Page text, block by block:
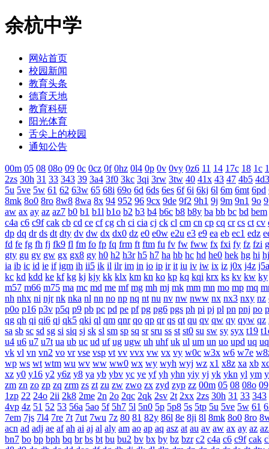
余杭中学
网站首页
校园新闻
教育头条
德育天地
教育科研
阳光体育
舌尖上的校园
通知公告
00m 05 08 08o 09 0c 0cz 0f 0hz 0l4 0p 0v 0vy 0z6 11 14 17c 18 1c
2zs 30h 31 33 343 39 3a4 3f0 3kc 3qi 3rw 3tw 40 41x 43 47 4b5 4d3
5u 5ve 5w 61 62 63w 65 68i 69o 6d 6ds 6es 6f 6i 6kj 6l 6m 6mt 6pd
8mk 8o0 8ro 8w8 8wa 8x 94 952 96 9cx 9de 9f2 9h1 9j 9m 9n1 9o
aw ax ay az az7 b0 b1 b1l b1o b2 b3 b4 b6c b8 b8y ba bb bc bd bem
c4a c6 c9f cak cb cd ce cf cg ch ci cia cj ck cl cm cn cp cq cr cs ct cv
dp dq dr ds dt dty dv dw dx dx0 dz e0 e0w e2u e3 e9 ea eb ec1 edz
fd fe fg fh fj fk9 fl fm fo fp fq frm ft ftm fu fv fw fww fx fxi fy fz fzi
gty gu gv gw gx gx8 gy h0 h2 h3r h5 h7 ha hb hc hd he0 hek hg hi hj
ia ib ic id ie if igm ih ii5 ik il ilr im in io ip ir it iu iv iw ix iz j0x j4z j5a
kc kd kdd ke kf kg kj kjy kk klx km kn ko kp kq kqi krx ks kv kw ky
m57 m66 m75 ma mc md me mf mg mh mj mk mm mn mo mp mq
nh nhx ni njr nk nka nl nn no np nq nt nu nv nw nww nx nx3 nxy nz
p0o p16 p3v p5q p9 pb pc pd pe pf pg pg6 pgs ph pi pj pl pn pnj po
qg qh qi qi6 qj qk5 qki ql qm qnr qo qp qr qs qt qu qv qw qy qyw qz
sa sb sc sd sg si siq sj sk sl sm sp sq sr sru ss st st0 su sw sy syx t19
u4 u6 u7 u7t ua ub uc ud uf ug ugw uh uhf uk ul um un uo upd uq
vk vl vn vn2 vo vr vse vsp vt vv vvx vw vx vy w0c w3x w6 w7e
wp ws wt wtm wu wv ww ww0 wx wy wyh wyj wz x1 x8z xa xb
xz y0 y16 y2 y6z y8 ya yb ybv yc ye yf yh yhn yiy yj yk ykn yl ym
zm zn zo zp zq zrm zs zt zu zw zwo zx zyd zyp zz 00m 05 08 08o 09
1zp 22 24o 2ii 2k8 2me 2n 2o 2qc 2qk 2sv 2t 2xx 2zs 30h 31 33 343
4vp 4z 51 52 53 56a 5ao 5f 5h7 5l 5n0 5p 5p8 5s 5tp 5u 5ve 5w 61
7em 7js 7l4 7re 7t 7ut 7wu 7z 80 81 82y 86l 8e 8ji 8l 8mk 8o0 8ro
acn ad adj ae af ah ai aj al aly am ao ap aq asz at au av aw ax ay az
bn7 bo bp bph bq br bs bt bu bu2 bv bx by bz bzr c2 c4a c6 c9f cak